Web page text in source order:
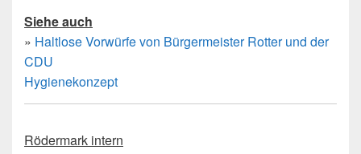
Siehe auch
» Haltlose Vorwürfe von Bürgermeister Rotter und der
CDU
Hygienekonzept
Rödermark intern